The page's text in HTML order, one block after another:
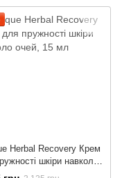
Herbal Recovery Крем
шкіри навколо